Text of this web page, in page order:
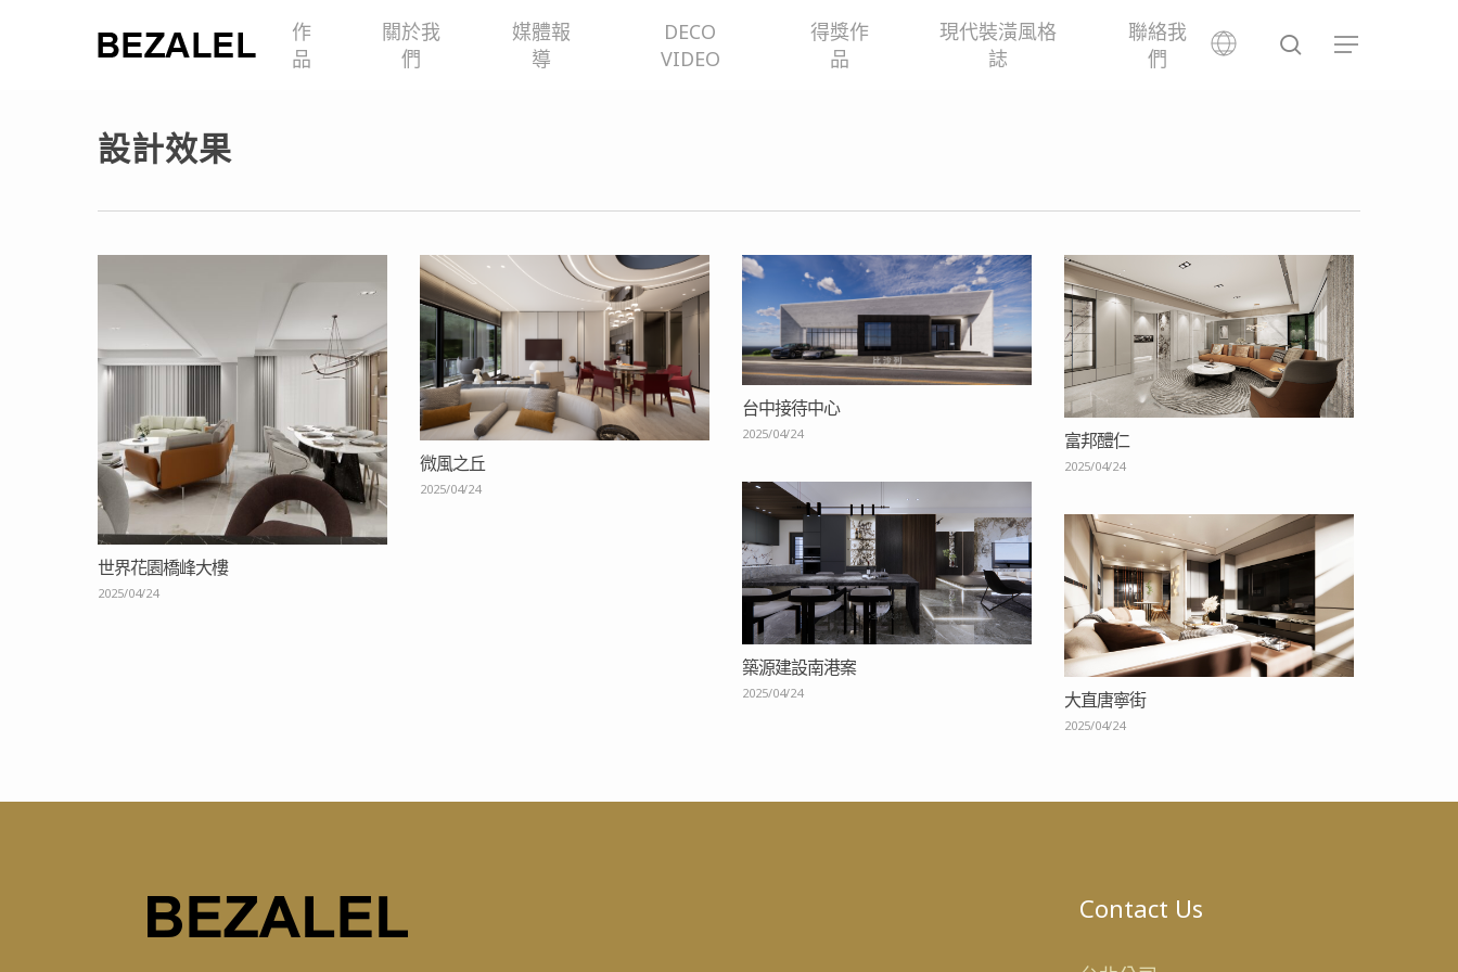
Hit enter to search or ESC to close
作
品
關於我
們
媒體報
導
DECO
VIDEO
得獎作
品
現代裝潢風格
誌
聯絡我
們
search
Menu
設計效果
世界花園橋峰大樓
2025/04/24
微風之丘
2025/04/24
台中接待中心
2025/04/24 富邦醴仁
2025/04/24
築源建設南港案
2025/04/24 大直唐寧街
2025/04/24
Contact Us